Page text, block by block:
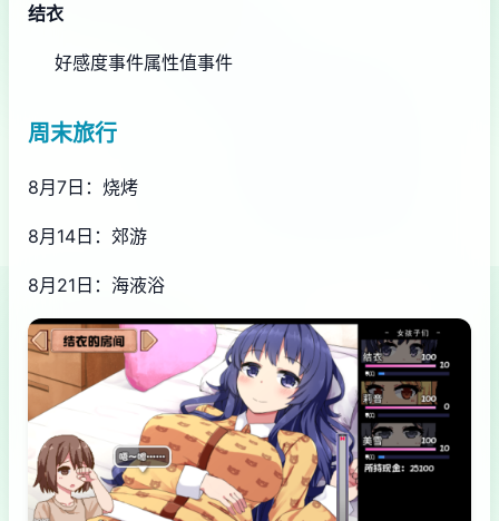
结衣
好感度事件属性值事件
周末旅行
8月7日：烧烤
8月14日：郊游
8月21日：海液浴